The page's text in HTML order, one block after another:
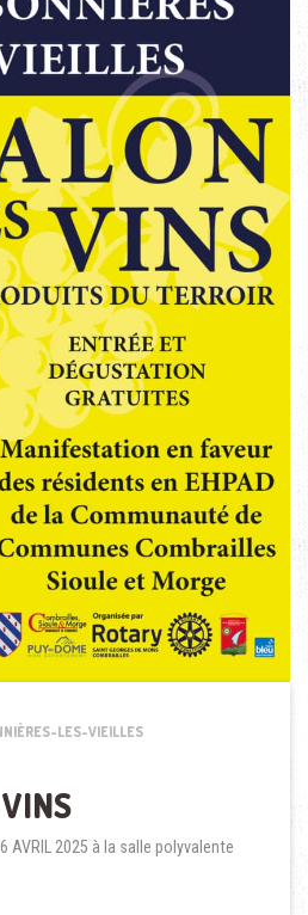
LES-VIEILLES
6 AVRIL 2025 à la salle polyvalente